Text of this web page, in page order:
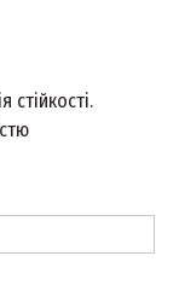
стійкості.